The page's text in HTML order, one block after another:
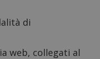
di
web, collegati al